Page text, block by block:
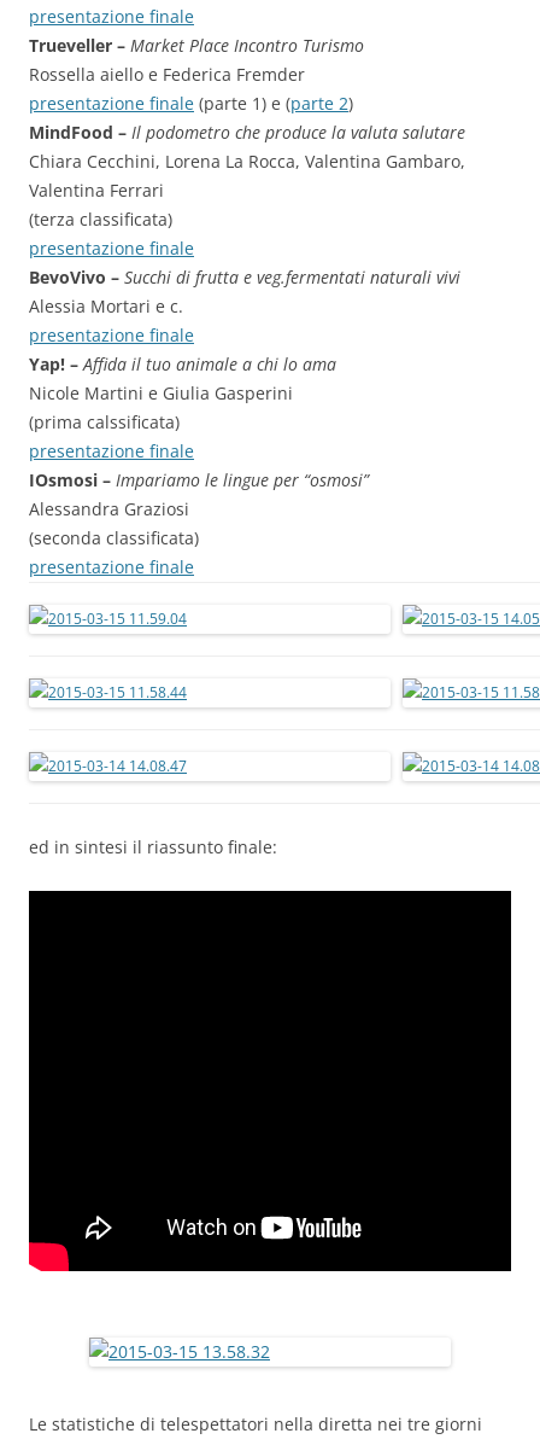
presentazione finale
Trueveller – Market Place Incontro Turismo
Rossella aiello e Federica Fremder
presentazione finale (parte 1) e (parte 2)
MindFood – Il podometro che produce la valuta salutare
Chiara Cecchini, Lorena La Rocca, Valentina Gambaro,
Valentina Ferrari
(terza classificata)
presentazione finale
BevoVivo – Succhi di frutta e veg.fermentati naturali vivi
Alessia Mortari e c.
presentazione finale
Yap! –Affida il tuo animale a chi lo ama
Nicole Martini e Giulia Gasperini
(prima calssificata)
presentazione finale
IOsmosi – Impariamo le lingue per “osmosi”
Alessandra Graziosi
(seconda classificata)
presentazione finale
ed in sintesi il riassunto finale:
Le statistiche di telespettatori nella diretta nei tre giorni